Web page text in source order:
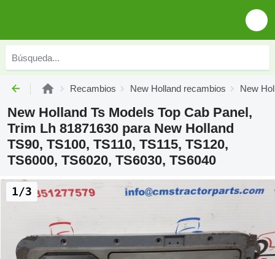
Recambios New Holland recambios New
New Holland Ts Models Top Cab Panel,
Trim Lh 81871630 para New Holland
TS90, TS100, TS110, TS115, TS120,
TS6000, TS6020, TS6030, TS6040
1/3